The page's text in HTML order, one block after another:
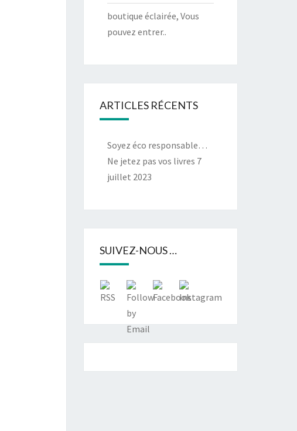
boutique éclairée, Vous
pouvez entrer..
ARTICLES RÉCENTS
Soyez éco responsable…
Ne jetez pas vos livres 7
juillet 2023
SUIVEZ-NOUS …